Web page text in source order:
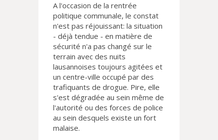
A l'occasion de la rentrée
politique communale, le constat
n'est pas réjouissant: la situation
- déjà tendue - en matière de
sécurité n'a pas changé sur le
terrain avec des nuits
lausannoises toujours agitées et
un centre-ville occupé par des
trafiquants de drogue. Pire, elle
s'est dégradée au sein même de
l'autorité ou des forces de police
au sein desquels existe un fort
malaise.